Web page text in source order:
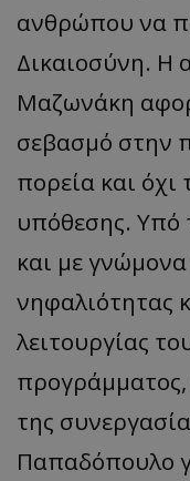
ανθρώπου να
Δικαιοσύνη. Η
Μαζωνάκη
σεβασμό στην
πορεία και όχι
υπόθεσης. Υπό
και με
νηφαλιότητας
λειτουργίας
της
Παπαδόπουλο